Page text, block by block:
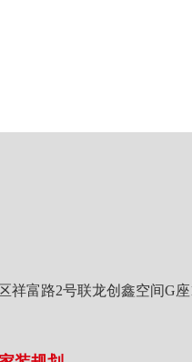
祥富路2号联龙创鑫空间G座